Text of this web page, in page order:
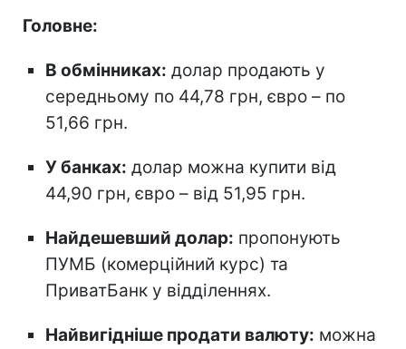
Головне:
В обмінниках: долар продають у
середньому по 44,78 грн, євро – по
51,66 грн.
У банках: долар можна купити від
44,90 грн, євро – від 51,95 грн.
Найдешевший долар: пропонують
ПУМБ (комерційний курс) та
ПриватБанк у відділеннях.
Найвигідніше продати валюту: можна